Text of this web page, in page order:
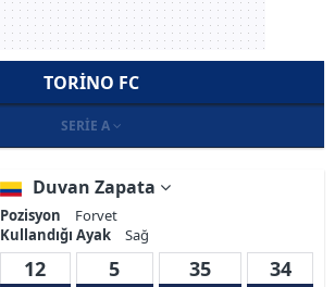
TORINO FC
SERIE A
Duvan Zapata
Pozisyon
Forvet
Kullandığı Ayak
Sağ
12 5 35 34